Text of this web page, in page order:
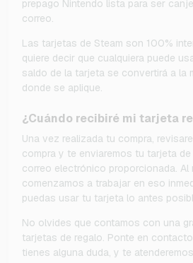
prepago Nintendo lista para ser
correo.
Las tarjetas de Steam son 100%
quiere decir que cualquiera puede
saldo de la tarjeta se convertirá a la
donde se aplique.
¿Cuándo recibiré mi tarjeta
Una vez realizada tu compra,
compra y te enviaremos tu tarjeta
correo electrónico proporcionada. Al
comenzamos a trabajar en eso
puedas usar tu tarjeta lo antes
No olvides que contamos con una
tarjetas de regalo. Ponte en
tienes alguna duda, y te